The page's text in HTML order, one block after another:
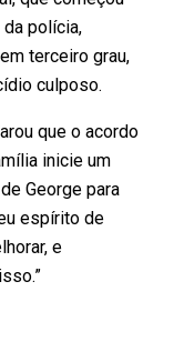
polícia,
terceiro grau,
culposo.
que o acordo
inicie um
George para
espírito de
e